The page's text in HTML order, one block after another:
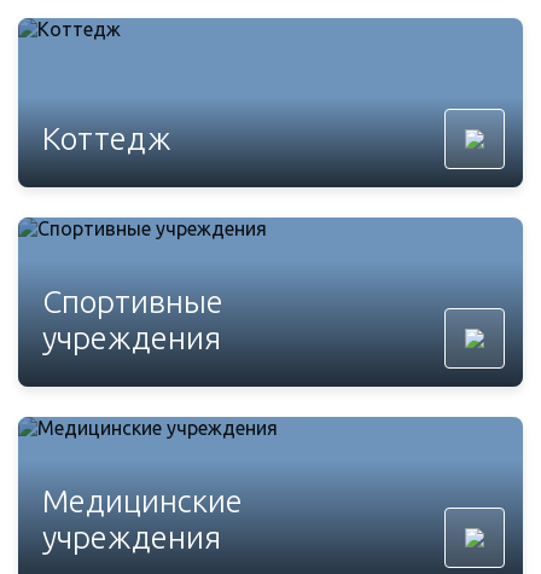
Коттедж
Спортивные
учреждения
Медицинские
учреждения